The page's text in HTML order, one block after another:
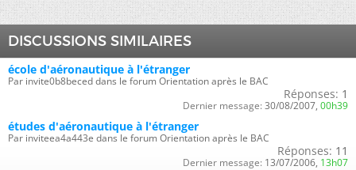
DISCUSSIONS SIMILAIRES
école d'aéronautique à l'étranger
Par invite0b8beced dans le forum Orientation après le BAC
Réponses: 1
Dernier message: 30/08/2007, 00h39
études d'aéronautique à l'étranger
Par inviteea4a443e dans le forum Orientation après le BAC
Réponses: 11
Dernier message: 13/07/2006, 13h07